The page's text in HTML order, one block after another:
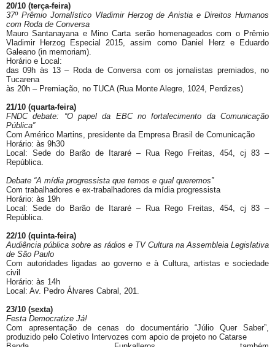
20/10 (terça-feira)
37º Prêmio Jornalístico Vladimir Herzog de Anistia e Direitos Humanos
com Roda de Conversa
Mauro Santanayana e Mino Carta serão homenageados com o Prêmio
Vladimir Herzog Especial 2015, assim como Daniel Herz e Eduardo
Galeano (in memoriam).
Horário e Local:
das 09h às 13 – Roda de Conversa com os jornalistas premiados, no
Tucarena
às 20h – Premiação, no TUCA (Rua Monte Alegre, 1024, Perdizes)
21/10 (quarta-feira)
FNDC debate: “O papel da EBC no fortalecimento da Comunicação
Pública”
Com Américo Martins, presidente da Empresa Brasil de Comunicação
Horário: às 9h30
Local: Sede do Barão de Itararé – Rua Rego Freitas, 454, cj 83 –
República.
Debate “A mídia progressista que temos e qual queremos”
Com trabalhadores e ex-trabalhadores da mídia progressista
Horário: às 19h
Local: Sede do Barão de Itararé – Rua Rego Freitas, 454, cj 83 –
República.
22/10 (quinta-feira)
Audiência pública sobre as rádios e TV Cultura na Assembleia Legislativa
de São Paulo
Com autoridades ligadas ao governo e à Cultura, artistas e sociedade
civil
Horário: às 14h
Local: Av. Pedro Álvares Cabral, 201.
23/10 (sexta)
Festa Democratize Já!
Com apresentação de cenas do documentário “Júlio Quer Saber”,
produzido pelo Coletivo Intervozes com apoio de projeto no Catarse